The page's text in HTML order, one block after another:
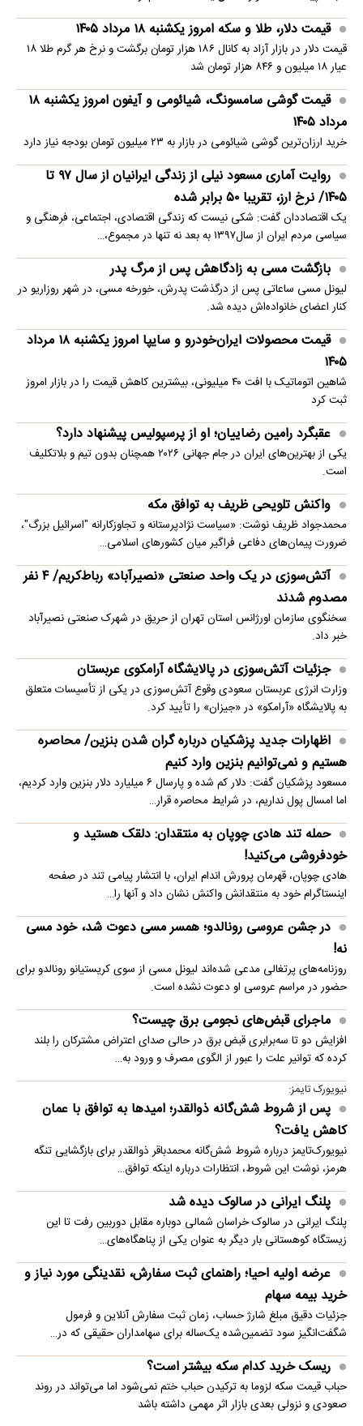
قیمت دلار، طلا و سکه امروز یکشنبه ۱۸ مرداد ۱۴۰۵
قیمت دلار در بازار آزاد به کانال ۱۸۶ هزار تومان برگشت و نرخ هر گرم طلا ۱۸
عیار ۱۸ میلیون و ۸۴۶ هزار تومان شد
قیمت گوشی سامسونگ، شیائومی و آیفون امروز یکشنبه ۱۸
مرداد ۱۴۰۵
خرید ارزان‌ترین گوشی شیائومی در بازار به ۲۳ میلیون تومان بودجه نیاز دارد
روایت آماری مسعود نیلی از زندگی ایرانیان از سال ۹۷ تا
۱۴۰۵/ نرخ ارز، تقریبا ۵۰ برابر شده
یک اقتصاددان گفت: شکی نیست که زندگی اقتصادی، اجتماعی، فرهنگی و
سیاسی مردم ایران از سال۱۳۹۷ به بعد نه تنها در مجموع،…
بازگشت مسی به زادگاهش پس از مرگ پدر
لیونل مسی ساعاتی پس از درگذشت پدرش، خورخه مسی، در شهر روزاریو در
کنار اعضای خانواده‌اش دیده شد.
قیمت محصولات ایران‌خودرو و سایپا امروز یکشنبه ۱۸ مرداد
۱۴۰۵
شاهین اتوماتیک با افت ۴۰ میلیونی، بیشترین کاهش قیمت را در بازار امروز
ثبت کرد
عقبگرد رامین رضاییان؛ او از پرسپولیس پیشنهاد دارد؟
یکی از بهترین‌های ایران در جام جهانی ۲۰۲۶ همچنان بدون تیم و بلاتکلیف
است.
واکنش تلویحی ظریف به توافق مکه
محمدجواد ظریف نوشت: «سیاست نژادپرستانه و تجاوزکارانه "اسرائیل بزرگ"،
ضرورت پیمان‌های دفاعی فراگیر میان کشورهای اسلامی…
آتش‌سوزی در یک واحد صنعتی «نصیرآباد» رباط‌کریم/ ۴ نفر
مصدوم شدند
سخنگوی سازمان اورژانس استان تهران از حریق در شهرک صنعتی نصیرآباد
خبر داد.
جزئیات آتش‌سوزی در پالایشگاه آرامکوی عربستان
وزارت انرژی عربستان سعودی وقوع آتش‌سوزی در یکی از تأسیسات متعلق
به پالایشگاه «آرامکو» در «جیزان» را تأیید کرد.
اظهارات جدید پزشکیان درباره گران شدن بنزین/ محاصره
هستیم و نمی‌توانیم بنزین وارد کنیم
مسعود پزشکیان گفت: دلار کم شده و پارسال ۶ میلیارد دلار بنزین وارد کردیم،
اما امسال پول نداریم، در شرایط محاصره قرار…
حمله تند هادی چوپان به منتقدان: دلقک هستید و
خودفروشی می‌کنید!
هادی چوپان، قهرمان پرورش اندام ایران، با انتشار پیامی تند در صفحه
اینستاگرام خود به منتقدانش واکنش نشان داد و آنها را…
در جشن عروسی رونالدو؛ همسر مسی دعوت شد، خود مسی
نه!
روزنامه‌های پرتغالی مدعی شده‌اند لیونل مسی از سوی کریستیانو رونالدو برای
حضور در مراسم عروسی او دعوت نشده است.
ماجرای قبض‌های نجومی برق چیست؟
افزایش دو تا سه‌برابری قبض برق در حالی صدای اعتراض مشترکان را بلند
کرده که توانیر علت را عبور از الگوی مصرف و ورود به…
نیویورک تایمز:
پس از شروط شش‌گانه ذوالقدر؛ امیدها به توافق با عمان
کاهش یافت؟
نیویورک‌تایمز درباره شروط شش‌گانه محمدباقر ذوالقدر برای بازگشایی تنگه
هرمز، نوشت این شروط، انتظارات درباره اینکه توافق…
پلنگ ایرانی در سالوک دیده شد
پلنگ ایرانی در سالوک خراسان شمالی دوباره مقابل دوربین رفت تا این
زیستگاه کوهستانی بار دیگر به عنوان یکی از پناهگاه‌های…
عرضه اولیه احیا؛ راهنمای ثبت سفارش، نقدینگی مورد نیاز و
خرید بیمه سهام
جزئیات دقیق مبلغ شارژ حساب، زمان ثبت سفارش آنلاین و فرمول
شگفت‌انگیز سود تضمین‌شده یک‌ساله برای سهامداران حقیقی که در…
ریسک خرید کدام سکه بیشتر است؟
حباب قیمت سکه لزوما به ترکیدن حباب ختم نمی‌شود اما می‌تواند در روند
صعودی و نزولی بعدی بازار اثر مهمی داشته باشد